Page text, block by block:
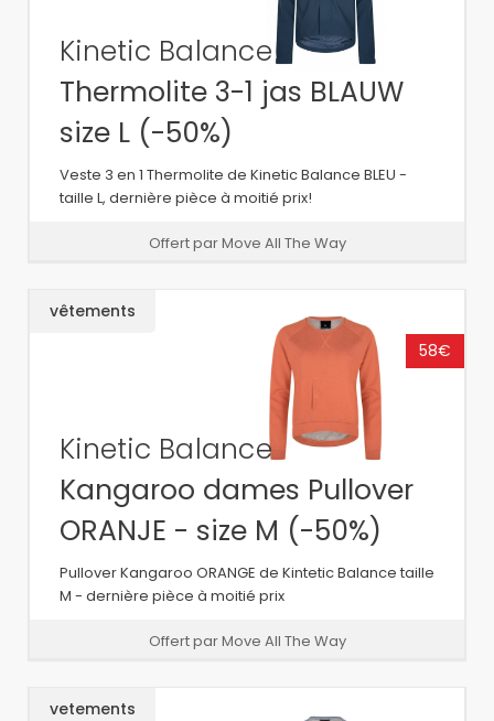
Kinetic Balance
Thermolite 3-1 jas BLAUW
size L (-50%)
Veste 3 en 1 Thermolite de Kinetic Balance BLEU -
taille L, dernière pièce à moitié prix!
Offert par Move All The Way
vêtements
58€
Kinetic Balance
Kangaroo dames Pullover
ORANJE - size M (-50%)
Pullover Kangaroo ORANGE de Kintetic Balance taille
M - dernière pièce à moitié prix
Offert par Move All The Way
vetements